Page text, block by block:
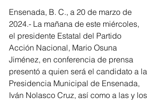
Ensenada, B. C., a 20 de marzo de
2024.- La mañana de este miércoles,
el presidente Estatal del Partido
Acción Nacional, Mario Osuna
Jiménez, en conferencia de prensa
presentó a quien será el candidato a la
Presidencia Municipal de Ensenada,
Iván Nolasco Cruz, así como a las y los